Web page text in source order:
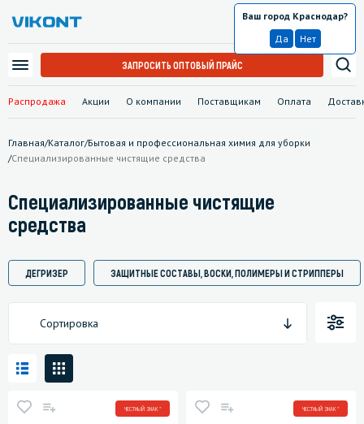
Распродажа Акции О компании Поставщикам Оплата
Краснодар
Ваш город Краснодар?
Да
Нет
ЗАПРОСИТЬ ОПТОВЫЙ ПРАЙС
Главная/Каталог/Бытовая и профессиональная химия для уборки
/Специализированные чистящие средства
Специализированные чистящие
средства
ДЕГРИЗЕР ЗАЩИТНЫЕ СОСТАВЫ, ВОСКИ, ПОЛИМЕРЫ И СТРИППЕРЫ
Сортировка
ЧЕСТНЫЙ ЗНАК * ЧЕСТНЫЙ ЗНАК *